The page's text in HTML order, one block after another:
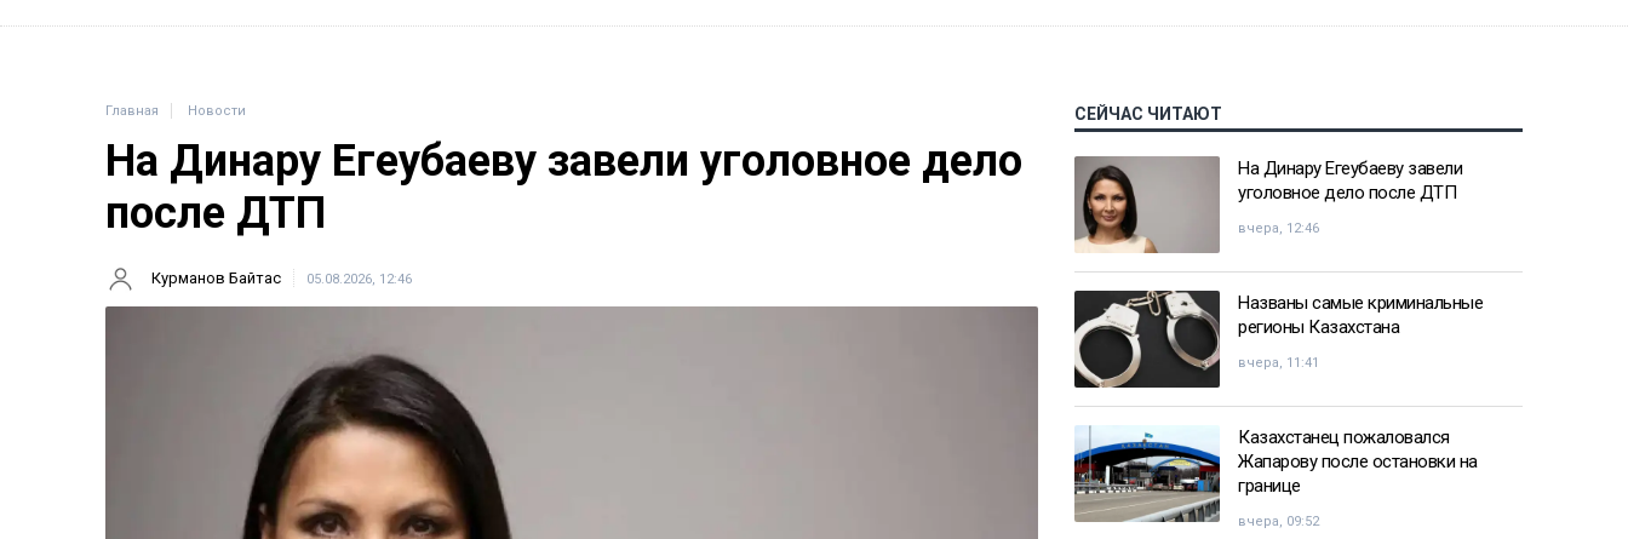
Главная Новости
На Динару Егеубаеву завели уголовное дело
после ДТП
Курманов Байтас 05.08.2026, 12:46
СЕЙЧАС ЧИТАЮТ
На Динару Егеубаеву завели
уголовное дело после ДТП
вчера, 12:46
Названы самые криминальные
регионы Казахстана
вчера, 11:41
Казахстанец пожаловался
Жапарову после остановки на
границе
вчера, 09:52